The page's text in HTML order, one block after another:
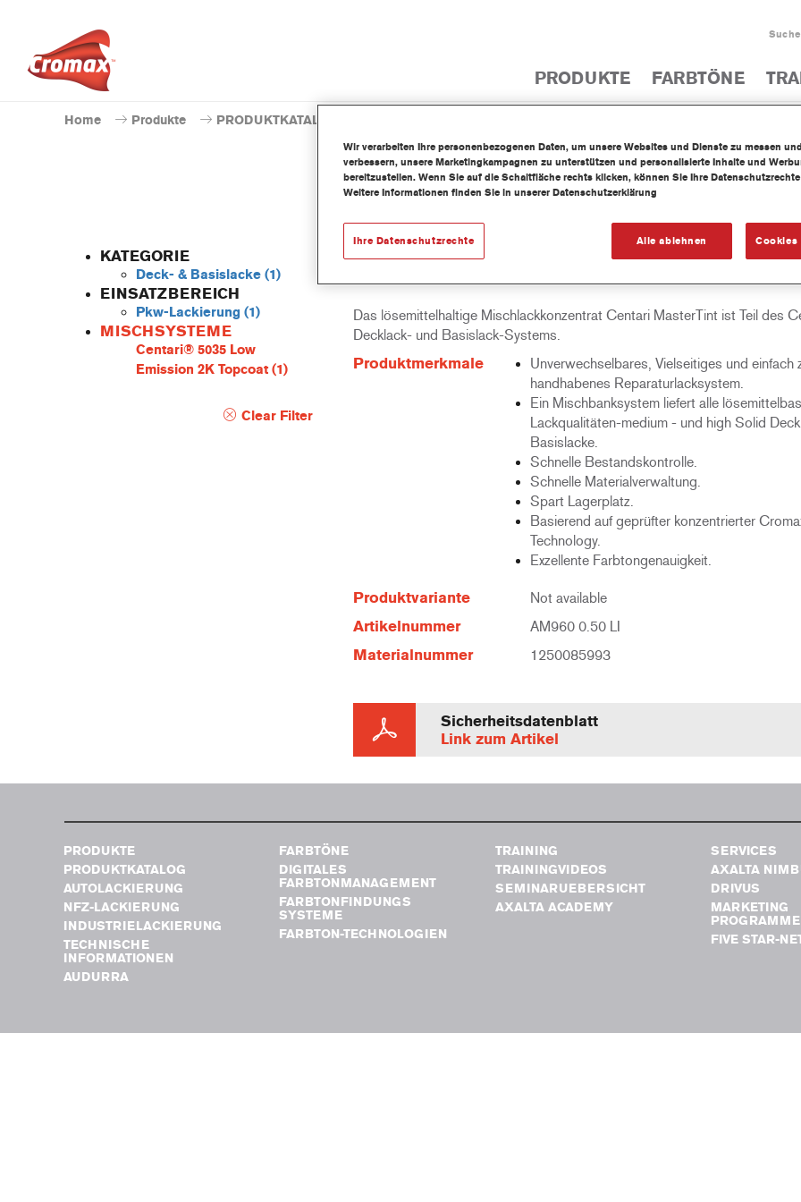
Suche
PRODUKTE FARBTÖNE
Home Produkte PRODUKTKATALOG
KATEGORIE
Deck- & Basislacke (1)
EINSATZBEREICH
Pkw-Lackierung (1)
MISCHSYSTEME
Centari® 5035 Low
Emission 2K Topcoat(1)
Clear Filter
AM960 Centari® MasterTint®
Das lösemittelhaltige Mischlackkonzentrat Centari MasterTint ist Teil des
Decklack- und Basislack-Systems.
Produktmerkmale
Unverwechselbares, Vielseitiges und einfach
handhabenes Reparaturlacksystem.
Ein Mischbanksystem liefert alle
Lackqualitäten-medium - und high Solid
Basislacke.
Schnelle Bestandskontrolle.
Schnelle Materialverwaltung.
Spart Lagerplatz.
Basierend auf geprüfter konzentrierter
Technology.
Exzellente Farbtongenauigkeit.
Produktvariante Not available
Artikelnummer AM960 0.50 LI
Materialnummer 1250085993
Sicherheitsdatenblatt
Link zum Artikel
PRODUKTE
PRODUKTKATALOG
AUTOLACKIERUNG
NFZ-LACKIERUNG
INDUSTRIELACKIERUNG
TECHNISCHE
INFORMATIONEN
AUDURRA
FARBTÖNE
DIGITALES
FARBTONMANAGEMENT
FARBTONFINDUNGS
SYSTEME
FARBTON-TECHNOLOGIEN
TRAINING
TRAININGVIDEOS
SEMINARUEBERSICHT
AXALTA ACADEMY
SERVICES
AXALTA
DRIVUS
MARKETING
FIVE STAR-
Wir verarbeiten Ihre personenbezogenen Daten, um unsere Websites und Dienste zu messen
verbessern, unsere Marketingkampagnen zu unterstützen und personalisierte Inhalte und
bereitzustellen. Wenn Sie auf die Schaltfläche rechts klicken, können Sie Ihre
Weitere Informationen finden Sie in unserer Datenschutzerklärung
Alle ablehnen Cookies
Ihre Datenschutzrechte